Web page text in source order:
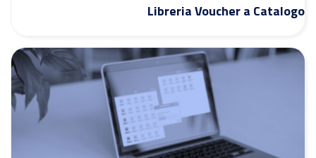
Libreria Voucher a Catalogo